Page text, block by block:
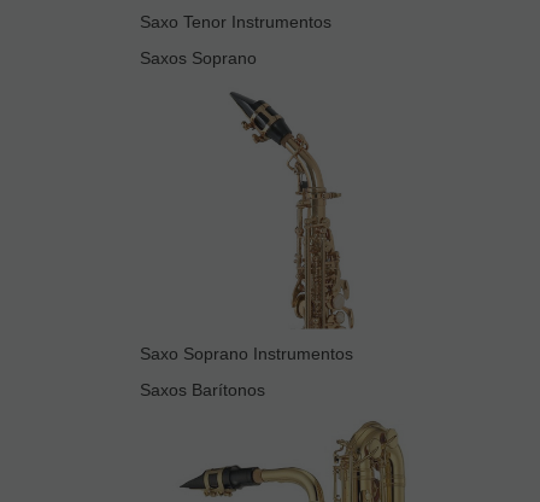
Saxo Tenor Instrumentos
Saxos Soprano
Saxo Soprano Instrumentos
Saxos Barítonos